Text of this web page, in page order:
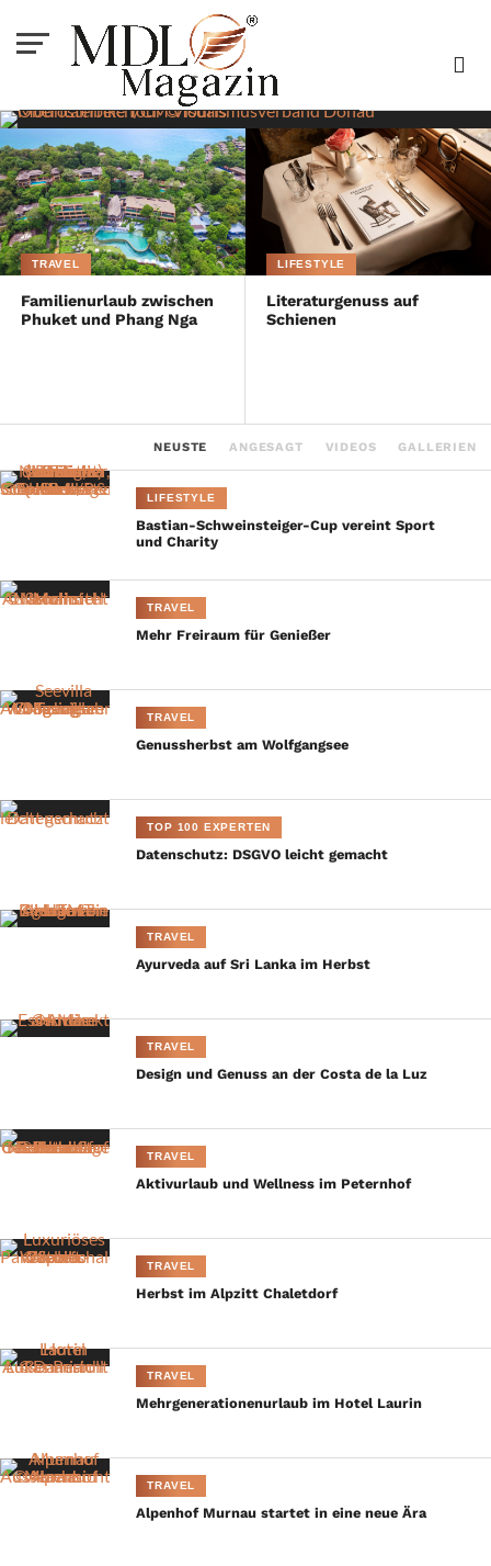
Neue Touren für
aktive Naturfans
TRAVEL
Familienurlaub zwischen
Phuket und Phang Nga
LIFESTYLE
Literaturgenuss auf
Schienen
NEUSTE ANGESAGT VIDEOS GALLERIEN
LIFESTYLE
Bastian-Schweinsteiger-Cup vereint Sport
und Charity
TRAVEL
Mehr Freiraum für Genießer
TRAVEL
Genussherbst am Wolfgangsee
TOP 100 EXPERTEN
Datenschutz: DSGVO leicht gemacht
TRAVEL
Ayurveda auf Sri Lanka im Herbst
TRAVEL
Design und Genuss an der Costa de la Luz
TRAVEL
Aktivurlaub und Wellness im Peternhof
TRAVEL
Herbst im Alpzitt Chaletdorf
TRAVEL
Mehrgenerationenurlaub im Hotel Laurin
TRAVEL
Alpenhof Murnau startet in eine neue Ära